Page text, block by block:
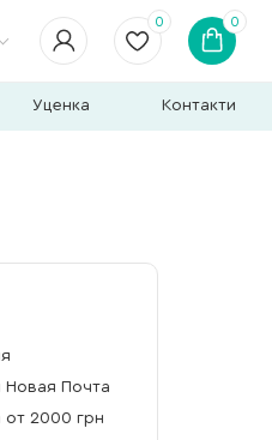
0 0
Уценка Контакти
Новая Почта
от 2000 грн